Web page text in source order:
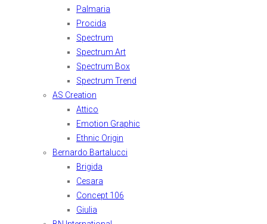
Palmaria
Procida
Spectrum
Spectrum Art
Spectrum Box
Spectrum Trend
AS Creation
Attico
Emotion Graphic
Ethnic Origin
Bernardo Bartalucci
Brigida
Cesara
Concept 106
Giulia